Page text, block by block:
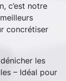
c’est notre
concrétiser
les
– Idéal pour